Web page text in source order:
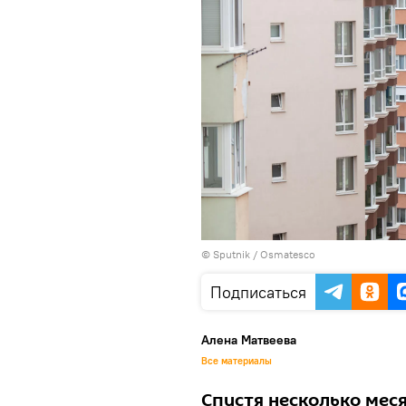
© Sputnik / Osmatesco
Подписаться
Алена Матвеева
Все материалы
Спустя несколько